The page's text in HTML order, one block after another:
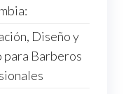
Diseño y
Barberos